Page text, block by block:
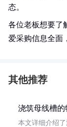
态。
各位老板想要了
爱采购信息全面
其他推荐
浇筑母线槽
本文详细介绍